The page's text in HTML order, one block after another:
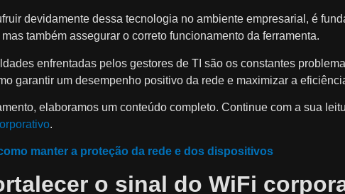
devidamente dessa tecnologia no ambiente empresarial, é
também assegurar o correto funcionamento da ferramenta.
enfrentadas pelos gestores de TI são os constantes
garantir um desempenho positivo da rede e maximizar a
elaboramos um conteúdo completo. Continue com a sua
.
manter a proteção da rede e dos dispositivos
o sinal do WiFi